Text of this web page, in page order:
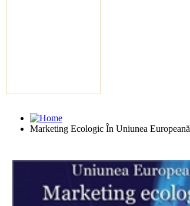
Marketing Ecologic În Uniunea Europeană